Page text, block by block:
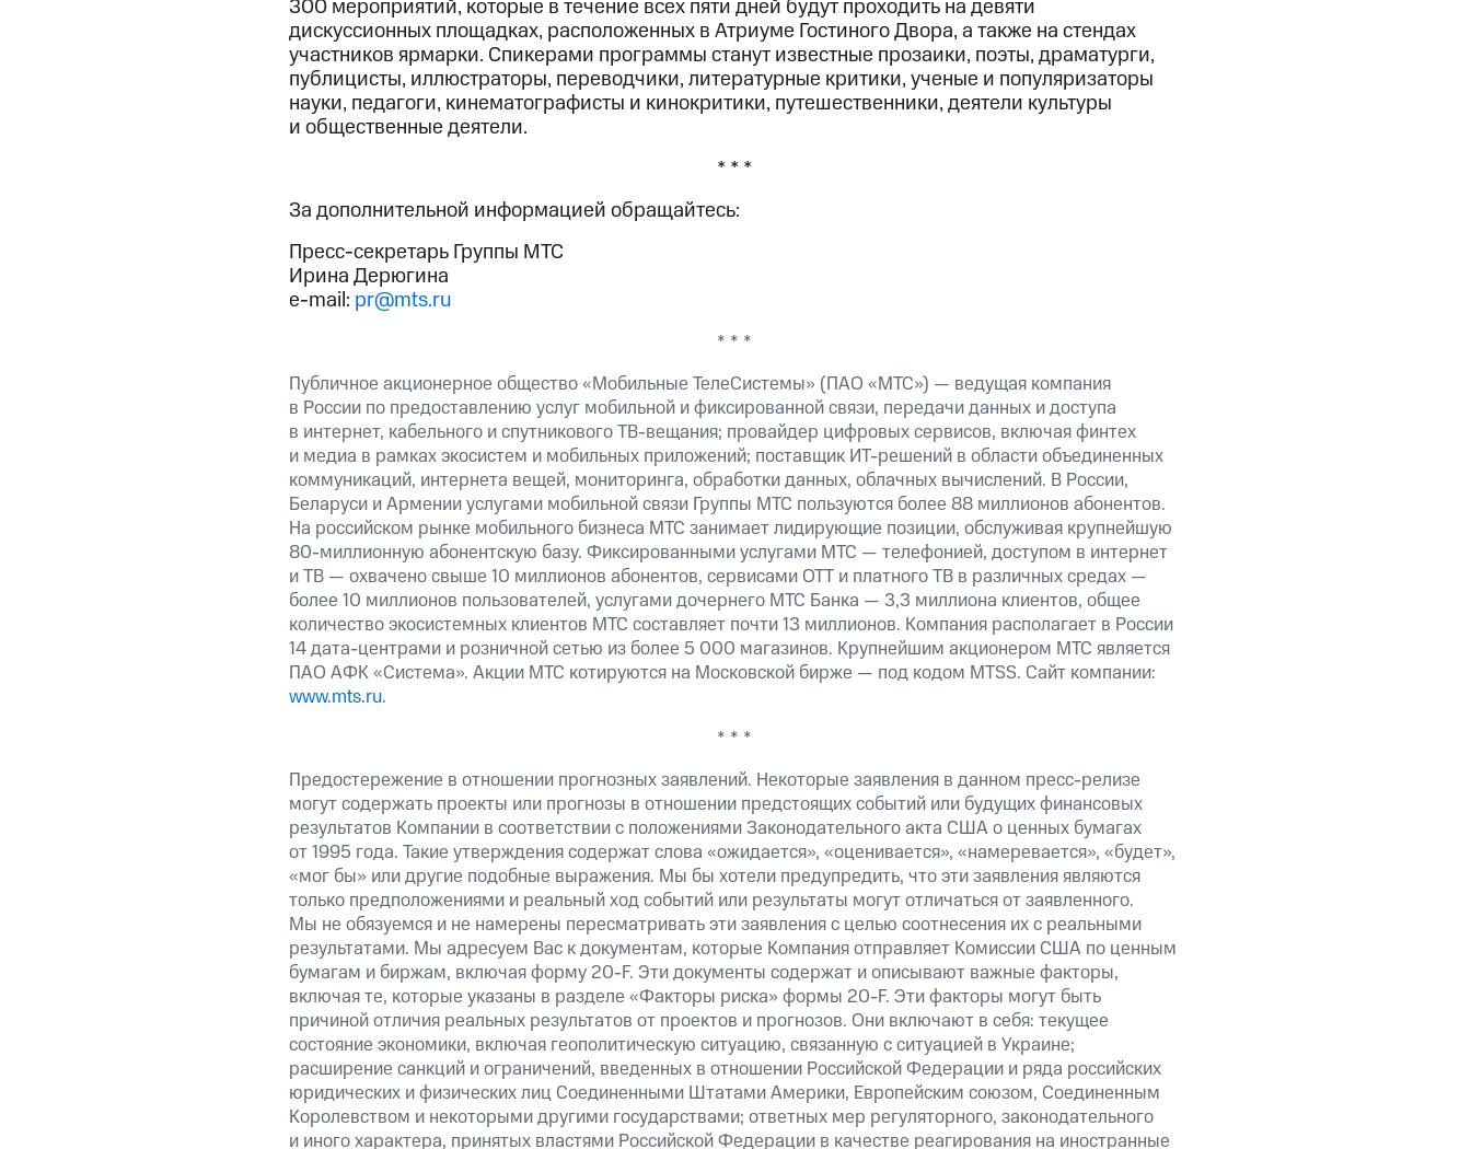
300 мероприятий, которые в течение всех пяти дней будут проходить на девяти
дискуссионных площадках, расположенных в Атриуме Гостиного Двора, а также на стендах
участников ярмарки. Спикерами программы станут известные прозаики, поэты, драматурги,
публицисты, иллюстраторы, переводчики, литературные критики, ученые и популяризаторы
науки, педагоги, кинематографисты и кинокритики, путешественники, деятели культуры
и общественные деятели.
* * *
За дополнительной информацией обращайтесь:
Пресс-секретарь Группы МТС
Ирина Дерюгина
e-mail: pr@mts.ru
* * *
Публичное акционерное общество «Мобильные ТелеСистемы» (ПАО «МТС») — ведущая компания
в России по предоставлению услуг мобильной и фиксированной связи, передачи данных и доступа
в интернет, кабельного и спутникового ТВ-вещания; провайдер цифровых сервисов, включая финтех
и медиа в рамках экосистем и мобильных приложений; поставщик ИТ-решений в области объединенных
коммуникаций, интернета вещей, мониторинга, обработки данных, облачных вычислений. В России,
Беларуси и Армении услугами мобильной связи Группы МТС пользуются более 88 миллионов абонентов.
На российском рынке мобильного бизнеса МТС занимает лидирующие позиции, обслуживая крупнейшую
80-миллионную абонентскую базу. Фиксированными услугами МТС — телефонией, доступом в интернет
и ТВ — охвачено свыше 10 миллионов абонентов, сервисами OTT и платного ТВ в различных средах —
более 10 миллионов пользователей, услугами дочернего МТС Банка — 3,3 миллиона клиентов, общее
количество экосистемных клиентов МТС составляет почти 13 миллионов. Компания располагает в России
14 дата-центрами и розничной сетью из более 5 000 магазинов. Крупнейшим акционером МТС является
ПАО АФК «Система». Акции МТС котируются на Московской бирже — под кодом MTSS. Сайт компании:
www.mts.ru.
* * *
Предостережение в отношении прогнозных заявлений. Некоторые заявления в данном пресс-релизе
могут содержать проекты или прогнозы в отношении предстоящих событий или будущих финансовых
результатов Компании в соответствии с положениями Законодательного акта США о ценных бумагах
от 1995 года. Такие утверждения содержат слова «ожидается», «оценивается», «намеревается», «будет»,
«мог бы» или другие подобные выражения. Мы бы хотели предупредить, что эти заявления являются
только предположениями и реальный ход событий или результаты могут отличаться от заявленного.
Мы не обязуемся и не намерены пересматривать эти заявления с целью соотнесения их с реальными
результатами. Мы адресуем Вас к документам, которые Компания отправляет Комиссии США по ценным
бумагам и биржам, включая форму 20-F. Эти документы содержат и описывают важные факторы,
включая те, которые указаны в разделе «Факторы риска» формы 20-F. Эти факторы могут быть
причиной отличия реальных результатов от проектов и прогнозов. Они включают в себя: текущее
состояние экономики, включая геополитическую ситуацию, связанную с ситуацией в Украине;
расширение санкций и ограничений, введенных в отношении Российской Федерации и ряда российских
юридических и физических лиц Соединенными Штатами Америки, Европейским союзом, Соединенным
Королевством и некоторыми другими государствами; ответных мер регуляторного, законодательного
и иного характера, принятых властями Российской Федерации в качестве реагирования на иностранные